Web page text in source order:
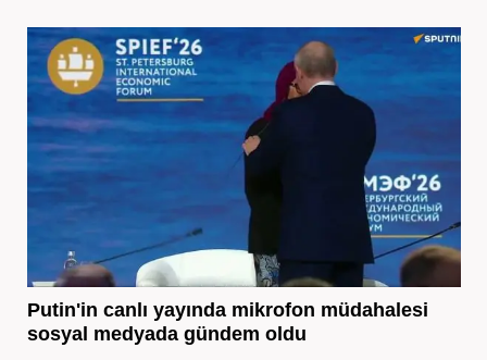
Putin'in canlı yayında mikrofon müdahalesi
sosyal medyada gündem oldu